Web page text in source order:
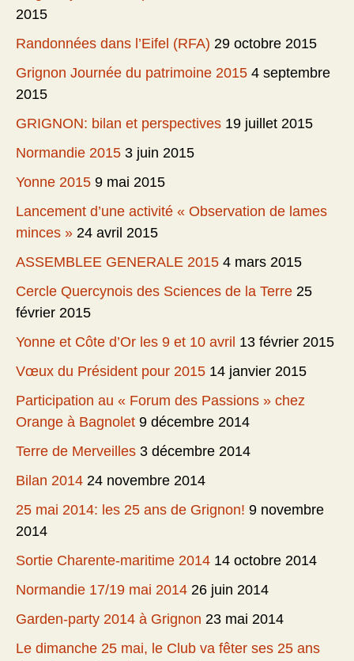
2015
Randonnées dans l’Eifel (RFA) 29 octobre 2015
Grignon Journée du patrimoine 2015 4 septembre
2015
GRIGNON: bilan et perspectives 19 juillet 2015
Normandie 2015 3 juin 2015
Yonne 2015 9 mai 2015
Lancement d’une activité « Observation de lames
minces » 24 avril 2015
ASSEMBLEE GENERALE 2015 4 mars 2015
Cercle Quercynois des Sciences de la Terre 25
février 2015
Yonne et Côte d’Or les 9 et 10 avril 13 février 2015
Vœux du Président pour 2015 14 janvier 2015
Participation au « Forum des Passions » chez
Orange à Bagnolet 9 décembre 2014
Terre de Merveilles 3 décembre 2014
Bilan 2014 24 novembre 2014
25 mai 2014: les 25 ans de Grignon! 9 novembre
2014
Sortie Charente-maritime 2014 14 octobre 2014
Normandie 17/19 mai 2014 26 juin 2014
Garden-party 2014 à Grignon 23 mai 2014
Le dimanche 25 mai, le Club va fêter ses 25 ans